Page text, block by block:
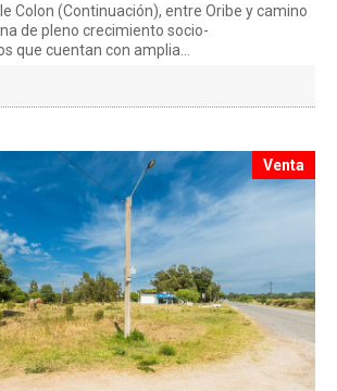
Colon (Continuación), entre Oribe y camino
de pleno crecimiento socio-
que cuentan con amplia...
Venta